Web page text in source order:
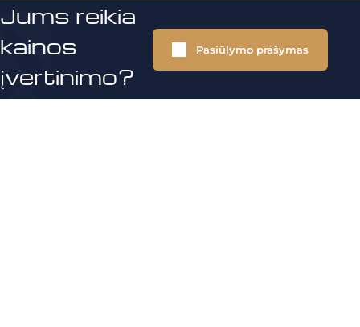
Jums reikia
kainos
įvertinimo?
Pasiūlymo prašymas